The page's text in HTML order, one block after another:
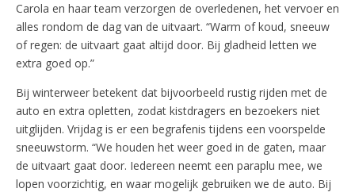
Carola en haar team verzorgen de overledenen, het vervoer en
alles rondom de dag van de uitvaart. “Warm of koud, sneeuw
of regen: de uitvaart gaat altijd door. Bij gladheid letten we
extra goed op.”
Bij winterweer betekent dat bijvoorbeeld rustig rijden met de
auto en extra opletten, zodat kistdragers en bezoekers niet
uitglijden. Vrijdag is er een begrafenis tijdens een voorspelde
sneeuwstorm. “We houden het weer goed in de gaten, maar
de uitvaart gaat door. Iedereen neemt een paraplu mee, we
lopen voorzichtig, en waar mogelijk gebruiken we de auto. Bij